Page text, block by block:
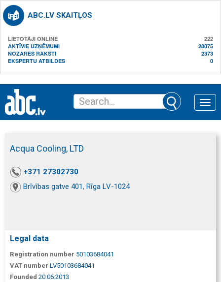
ABC.LV SKAITĻOS
LIETOTĀJI ONLINE
222
AKTĪVIE UZŅĒMUMI
28075
NOZARES RAKSTI
2373
EKSPERTU ATBILDES
0
Toggle
Acqua Cooling, LTD
+371 27302730
Brīvības gatve 401, Rīga LV-1024
Legal data
Registration number 50103684041
VAT number LV50103684041
Founded 20.06.2013